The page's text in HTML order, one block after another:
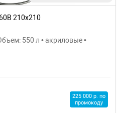
210х210
550 л • акриловые •
225 000 р. по
промокоду